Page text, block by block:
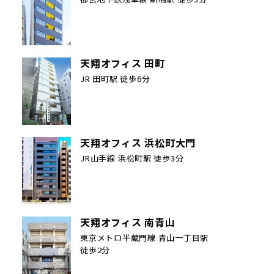
天翔オフィス 田町
JR 田町駅 徒歩6分
天翔オフィス 浜松町大門
JR山手線 浜松町駅 徒歩3分
天翔オフィス 南青山
東京メトロ半蔵門線 青山一丁目駅
徒歩2分